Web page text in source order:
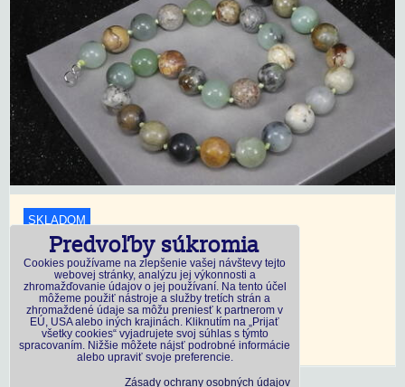
SKLADOM
18,45 €s DPH
Dostupnosť:Skladom
ks DO KOŠÍKA
Predvoľby súkromia
Cookies používame na zlepšenie vašej návštevy tejto
webovej stránky, analýzu jej výkonnosti a
zhromažďovanie údajov o jej používaní. Na tento účel
môžeme použiť nástroje a služby tretích strán a
zhromaždené údaje sa môžu preniesť k partnerom v
EÚ, USA alebo iných krajinách. Kliknutím na „Prijať
všetky cookies“ vyjadrujete svoj súhlas s týmto
spracovaním. Nižšie môžete nájsť podrobné informácie
alebo upraviť svoje preferencie.
Zásady ochrany osobných údajov